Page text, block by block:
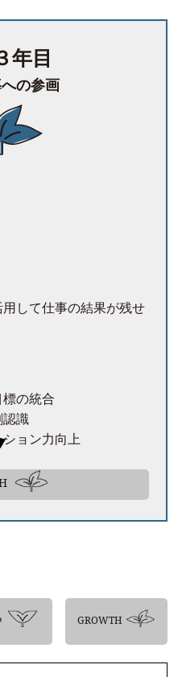
年目
の参画
して仕事の結果が残せ
の統合
認識
ョン力向上
GROWTH